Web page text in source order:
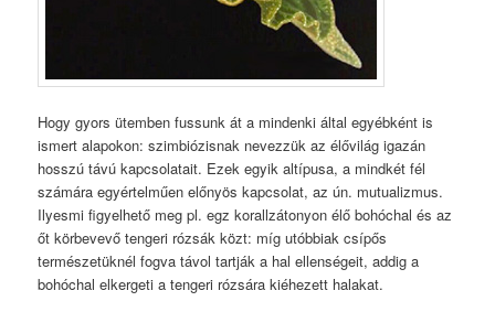
Hogy gyors ütemben fussunk át a mindenki által egyébként is
ismert alapokon: szimbiózisnak nevezzük az élővilág igazán
hosszú távú kapcsolatait. Ezek egyik altípusa, a mindkét fél
számára egyértelműen előnyös kapcsolat, az ún. mutualizmus.
Ilyesmi figyelhető meg pl. egz korallzátonyon élő bohóchal és az
őt körbevevő tengeri rózsák közt: míg utóbbiak csípős
természetüknél fogva távol tartják a hal ellenségeit, addig a
bohóchal elkergeti a tengeri rózsára kiéhezett halakat.